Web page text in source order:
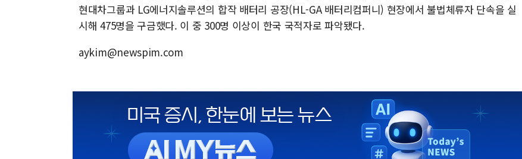
현대차그룹과 LG에너지솔루션의 합작 배터리 공장(HL-GA 배터리컴퍼니) 현장에서 불법체류자 단속을 실
시해 475명을 구금했다. 이 중 300명 이상이 한국 국적자로 파악됐다.
aykim@newspim.com